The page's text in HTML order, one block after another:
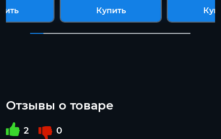
Купить
Отзывы о товаре
2 0